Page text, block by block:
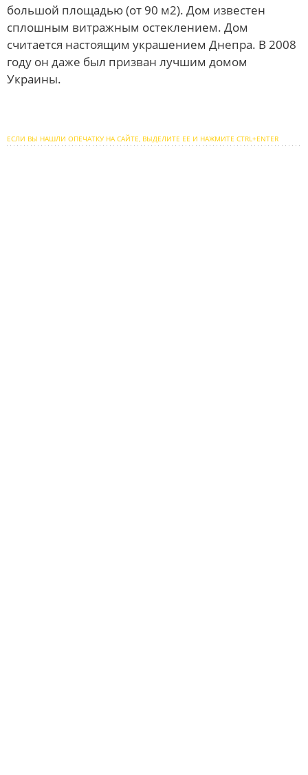
большой площадью (от 90 м2). Дом известен
сплошным витражным остеклением. Дом
считается настоящим украшением Днепра. В 2008
году он даже был призван лучшим домом
Украины.
ЕСЛИ ВЫ НАШЛИ ОПЕЧАТКУ НА САЙТЕ, ВЫДЕЛИТЕ ЕЕ И НАЖМИТЕ CTRL+ENTER